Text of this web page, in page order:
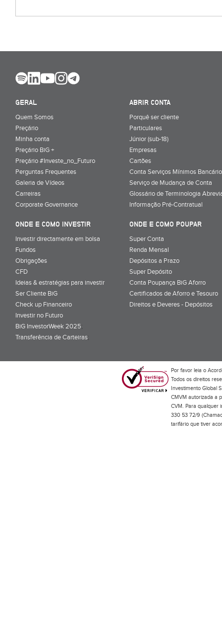
GERAL
Quem Somos
Preçário
Minha conta
Preçário BiG +
Preçário #Investe_no_Futuro
Perguntas Frequentes
Galeria de Vídeos
Carreiras
Corporate Governance
ABRIR CONTA
Porquê ser cliente
Particulares
Júnior (sub-18)
Empresas
Cartões
Conta Serviços Mínimos
Serviço de Mudança de Conta
Glossário de Terminologia
Informação Pré-Contratual
ONDE E COMO INVESTIR
Investir directamente em bolsa
Fundos
Obrigações
CFD
Ideias & estratégias para investir
Ser Cliente BiG
Check up Financeiro
Investir no Futuro
BiG InvestorWeek 2025;
Transferência de Carteiras;
ONDE E COMO POUPAR
Super Conta
Renda Mensal
Depósitos a Prazo
Super Depósito
Conta Poupança BiG Aforro
Certificados de Aforro e Tesouro
Direitos e Deveres - Depósitos
Por favor leia o
Todos os direitos
Investimento Global
CMVM autorizada a
CVM. Para qualquer
330 53 72/9
tarifário que tiver